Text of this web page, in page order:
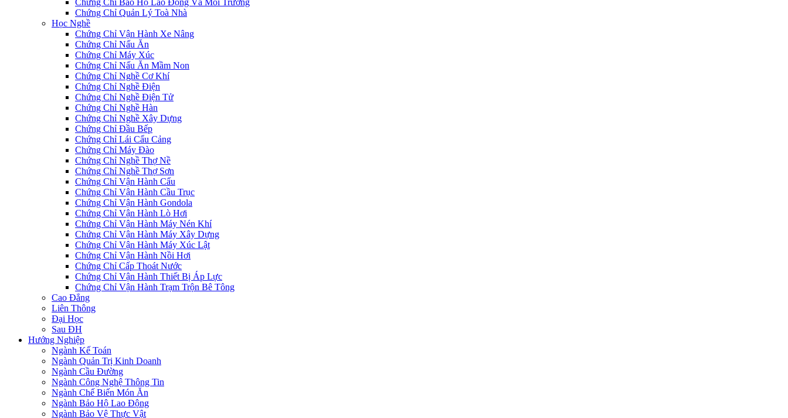
Chứng Chỉ Bảo Hộ Lao Động Và Môi Trường
Chứng Chỉ Quản Lý Toà Nhà
Học Nghề
Chứng Chỉ Vận Hành Xe Nâng
Chứng Chỉ Nấu Ăn
Chứng Chỉ Máy Xúc
Chứng Chỉ Nấu Ăn Mầm Non
Chứng Chỉ Nghề Cơ Khí
Chứng Chỉ Nghề Điện
Chứng Chỉ Nghề Điện Tử
Chứng Chỉ Nghề Hàn
Chứng Chỉ Nghề Xây Dựng
Chứng Chỉ Đầu Bếp
Chứng Chỉ Lái Cẩu Cảng
Chứng Chỉ Máy Đào
Chứng Chỉ Nghề Thợ Nề
Chứng Chỉ Nghề Thợ Sơn
Chứng Chỉ Vận Hành Cẩu
Chứng Chỉ Vận Hành Cầu Trục
Chứng Chỉ Vận Hành Gondola
Chứng Chỉ Vận Hành Lò Hơi
Chứng Chỉ Vận Hành Máy Nén Khí
Chứng Chỉ Vận Hành Máy Xây Dựng
Chứng Chỉ Vận Hành Máy Xúc Lật
Chứng Chỉ Vận Hành Nồi Hơi
Chứng Chỉ Cấp Thoát Nước
Chứng Chỉ Vận Hành Thiết Bị Áp Lực
Chứng Chỉ Vận Hành Trạm Trộn Bê Tông
Cao Đẳng
Liên Thông
Đại Học
Sau ĐH
Hướng Nghiệp
Ngành Kế Toán
Ngành Quản Trị Kinh Doanh
Ngành Cầu Đường
Ngành Công Nghệ Thông Tin
Ngành Chế Biến Món Ăn
Ngành Bảo Hộ Lao Động
Ngành Bảo Vệ Thực Vật